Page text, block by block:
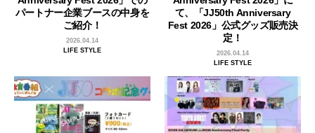
パートナー企業ブースの中身を
ご紹介！
2026.04.14
LIFE STYLE
て、「JJ50th Anniversary
Fest 2026」公式グッズ販売決
定！
2026.04.14
LIFE STYLE